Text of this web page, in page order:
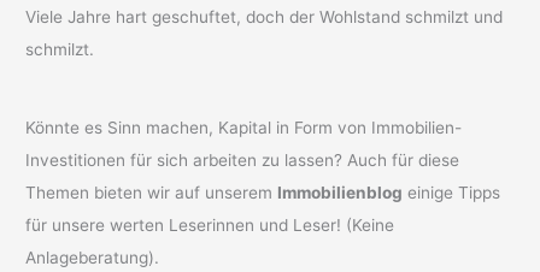
Viele Jahre hart geschuftet, doch der Wohlstand schmilzt und
schmilzt.
Könnte es Sinn machen, Kapital in Form von Immobilien-
Investitionen für sich arbeiten zu lassen? Auch für diese
Themen bieten wir auf unserem Immobilienblog einige Tipps
für unsere werten Leserinnen und Leser! (Keine
Anlageberatung).